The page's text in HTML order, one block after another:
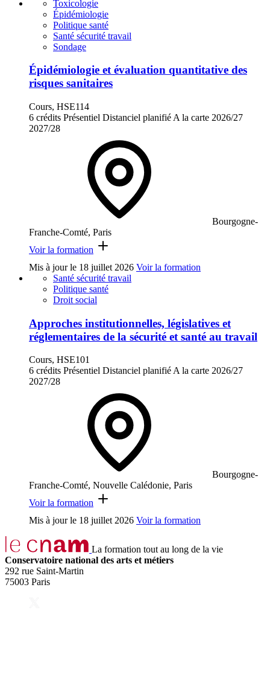
Toxicologie
Épidémiologie
Politique santé
Santé sécurité travail
Sondage
Épidémiologie et évaluation quantitative des
risques sanitaires
Cours, HSE114
6 crédits Présentiel Distanciel planifié A la carte 2026/27
2027/28
Bourgogne-
Franche-Comté, Paris
Voir la formation
Mis à jour le 18 juillet 2026 Voir la formation
Santé sécurité travail
Politique santé
Droit social
Approches institutionnelles, législatives et
réglementaires de la sécurité et santé au travail
Cours, HSE101
6 crédits Présentiel Distanciel planifiéA la carte 2026/27
2027/28
Bourgogne-
Franche-Comté, Nouvelle Calédonie, Paris
Voir la formation
Mis à jour le 18 juillet 2026 Voir la formation
La formation tout au long de la vie
Conservatoire national des arts et métiers
292 rue Saint-Martin
75003 Paris